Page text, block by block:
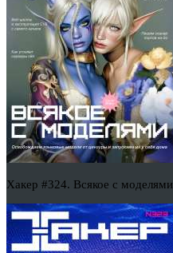
Хакер #324. Всякое с моделями